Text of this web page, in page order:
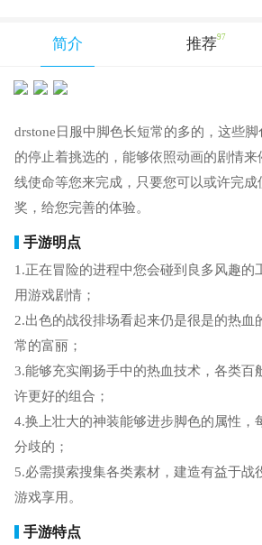
简介 推荐97
drstone日服中脚色长短常的多的，这些
的停止着挑选的，能够依照动画的剧情
线使命等您来完成，只要您可以或许完
奖，给您完善的体验。
手游明点
1.正在冒险的进程中您会碰到良多风趣的
用游戏剧情；
2.出色的战役排场看起来仍是很是的热血
常的富丽；
3.能够充实阐扬手中的热血技术，各类百
许更好的组合；
4.换上壮大的神装能够进步脚色的属性，
分歧的；
5.必需摸索搜集各类素材，建造有益于战
游戏享用。
手游特点